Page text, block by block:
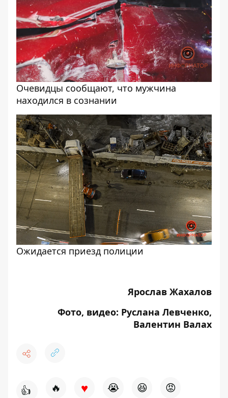
Очевидцы сообщают, что мужчина
находился в сознании
Ожидается приезд полиции
Ярослав Жахалов
Фото, видео: Руслана Левченко,
Валентин Валах
👍 🔥 ♥ 😭 😆 😡